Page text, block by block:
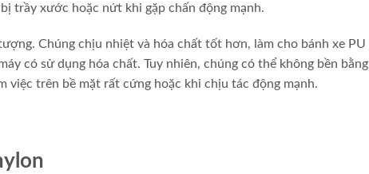
trầy xước hoặc nứt khi gặp chấn động mạnh.
Chúng chịu nhiệt và hóa chất tốt hơn, làm cho bánh xe PU
có sử dụng hóa chất. Tuy nhiên, chúng có thể không bền bằng
việc trên bề mặt rất cứng hoặc khi chịu tác động mạnh.